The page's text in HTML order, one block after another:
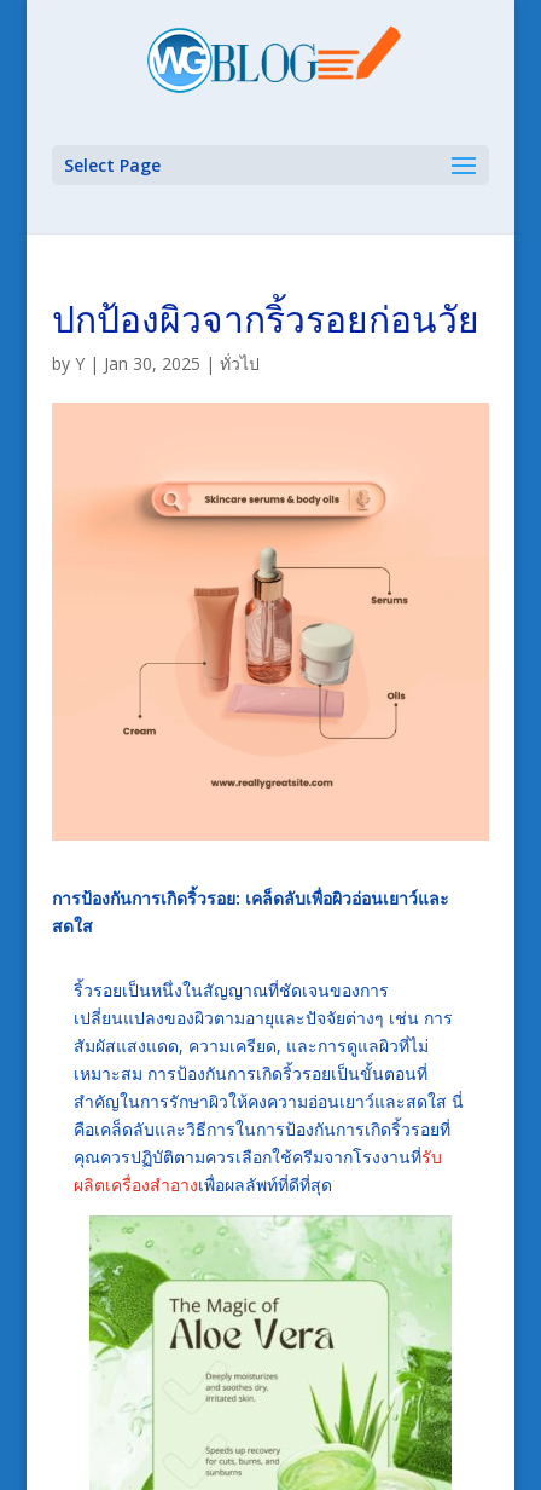
Select Page
ปกป้องผิวจากริ้วรอยก่อนวัย
by Y| Jan 30, 2025 | ทั่วไป
การป้องกันการเกิดริ้วรอย: เคล็ดลับเพื่อผิวอ่อนเยาว์และ
สดใส
ริ้วรอยเป็นหนึ่งในสัญญาณที่ชัดเจนของการ
เปลี่ยนแปลงของผิวตามอายุและปัจจัยต่างๆ เช่น การ
สัมผัสแสงแดด, ความเครียด, และการดูแลผิวที่ไม่
เหมาะสม การป้องกันการเกิดริ้วรอยเป็นขั้นตอนที่
สำคัญในการรักษาผิวให้คงความอ่อนเยาว์และสดใส นี่
คือเคล็ดลับและวิธีการในการป้องกันการเกิดริ้วรอยที่
คุณควรปฏิบัติตามควรเลือกใช้ครีมจากโรงงานที่รับ
ผลิตเครื่องสำอางเพื่อผลลัพท์ที่ดีที่สุด